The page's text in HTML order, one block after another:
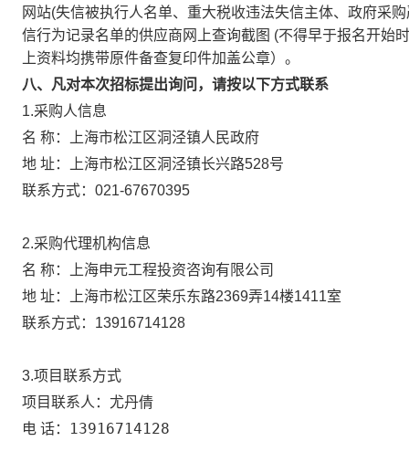
网站(失信被执行人名单、重大税收违法失信主体、政府采
信行为记录名单的供应商网上查询截图 (不得早于报名开始
上资料均携带原件备查复印件加盖公章）。
八、凡对本次招标提出询问，请按以下方式联系
1.采购人信息
名 称： 上海市松江区洞泾镇人民政府
地 址：
上海市松江区洞泾镇长兴路528号
联系方式： 021-67670395
2.采购代理机构信息
名 称：
上海申元工程投资咨询有限公司
地 址：
上海市松江区荣乐东路2369弄14楼1411室
联系方式： 13916714128
3.项目联系方式
项目联系人： 尤丹倩
电 话： 13916714128